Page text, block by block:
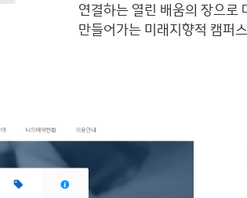
연결하는 열린 배움의 장으로
만들어가는 미래지향적 캠퍼